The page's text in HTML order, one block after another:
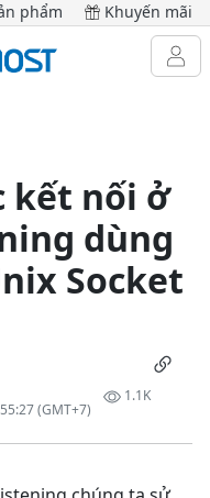
phẩm Khuyến mãi
kết nối ở
dùng
Socket
1.1K
(GMT+7)